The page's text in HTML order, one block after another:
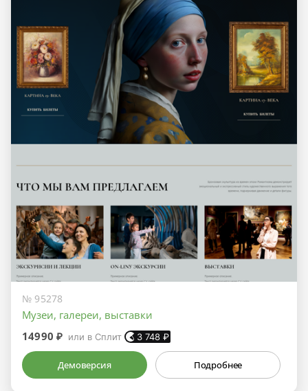
№ 95278
Музеи, галереи, выставки
14990 ₽ или в Сплит 3 748 ₽
Демоверсия Подробнее